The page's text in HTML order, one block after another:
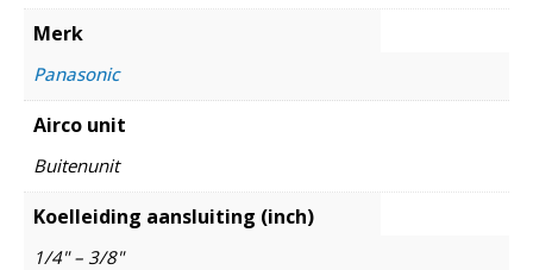
Merk
Panasonic
Airco unit
Buitenunit
Koelleiding aansluiting (inch)
1/4" – 3/8"